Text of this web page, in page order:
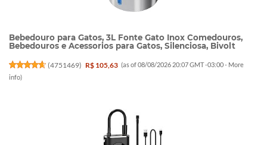
Bebedouro para Gatos, 3L Fonte Gato Inox Comedouros,
Bebedouros e Acessorios para Gatos, Silenciosa, Bivolt
(4751469) R$ 105,63 (as of 08/08/2026 20:07 GMT -03:00 - More
info)